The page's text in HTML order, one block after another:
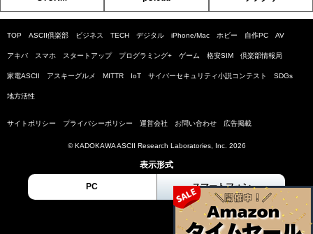
TOP ASCII倶楽部 ビジネス TECH デジタル iPhone/Mac ホビー 自作PC AV
アキバ スマホ スタートアップ プログラミング+ ゲーム 格安SIM 倶楽部情報局
家電ASCII アスキーグルメ MITTR IoT サイバーセキュリティ小説コンテスト SDGs
地方活性
サイトポリシー プライバシーポリシー 運営会社 お問い合わせ 広告掲載
© KADOKAWA ASCII Research Laboratories, Inc. 2026
表示形式
PC スマートフォン